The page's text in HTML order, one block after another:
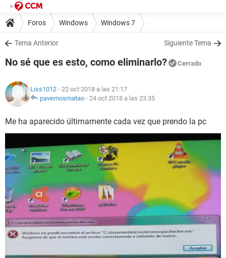
Foros Windows Windows 7
Tema Anterior Siguiente Tema
No sé que es esto, como eliminarlo? Cerrado
Liss1012 - 22 oct 2018 a las 21:17
pavernosmatao - 24 oct 2018 a las 23:35
Me ha aparecido últimamente cada vez que prendo la pc